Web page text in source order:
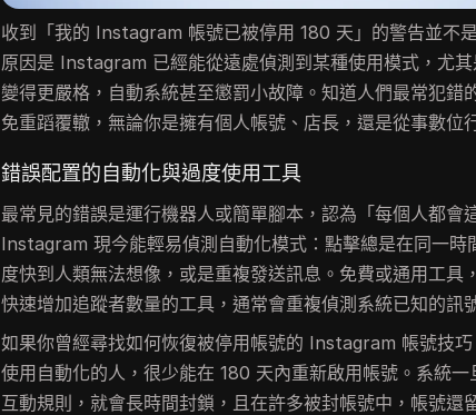
收到「我的 Instagram 帳號已被停用 180 天」的警告並不
原因是 Instagram 已經能從遠處偵測到某種使用模式，尤
變得更嚴格，自動系統甚至懲罰小故障。知道人們最常犯錯
免重蹈覆轍，無論你是擁有個人帳號、店長，還是從事數位
錯誤配置的自動化與過度使用工具
最常見的錯誤是運行機器人或簡單腳本，認為「每個人都會
Instagram 現今能輕易偵測自動化模式：點擊總是在同一時
度快到人類無法想像，或是重複發送訊息。免費或通用工具
快速增加追蹤者數量的工具，通常會重複偵測系統已知的訊
如果你曾經尋找如何恢復被停用帳號的 Instagram 帳號技
使用自動化的人，很少能在 180 天內重新啟用帳號。系統一
互動規則，就會長時間封鎖，且在許多被封帳號中，帳號還